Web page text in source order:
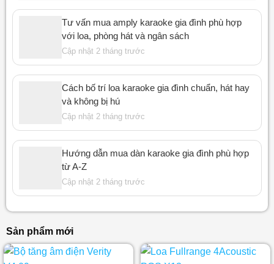
Tư vấn mua amply karaoke gia đình phù hợp
với loa, phòng hát và ngân sách
Cập nhật 2 tháng trước
Cách bố trí loa karaoke gia đình chuẩn, hát hay
và không bị hú
Cập nhật 2 tháng trước
Hướng dẫn mua dàn karaoke gia đình phù hợp
từ A-Z
Cập nhật 2 tháng trước
Sản phẩm mới